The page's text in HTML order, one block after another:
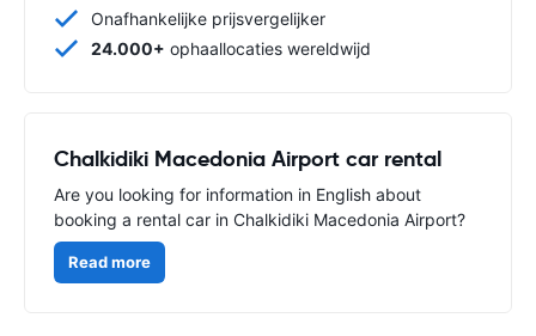
Onafhankelijke prijsvergelijker
24.000+ ophaallocaties wereldwijd
Chalkidiki Macedonia Airport car rental
Are you looking for information in English about
booking a rental car in Chalkidiki Macedonia Airport?
Read more